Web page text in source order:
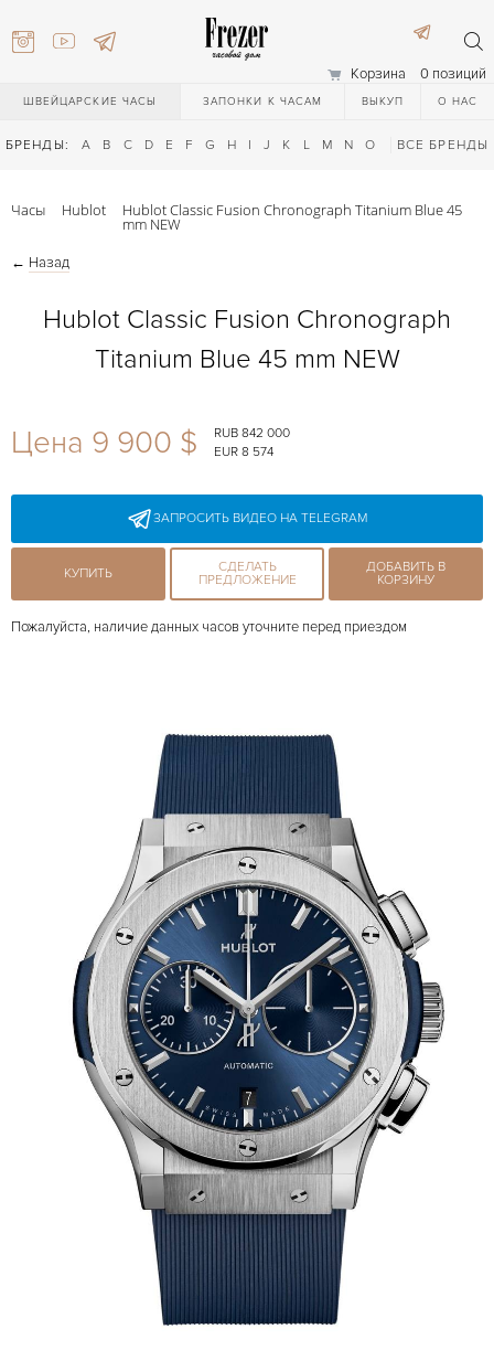
Корзина 0 позиций
ШВЕЙЦАРСКИЕ ЧАСЫ ЗАПОНКИ К ЧАСАМ ВЫКУП О НАС
БРЕНДЫ: A B C D E F G H I J K L M N O Q R S T
ВСЕ БРЕНДЫ
27-44
Часы Hublot Hublot Classic Fusion Chronograph Titanium Blue 45
mm NEW
← Назад
Hublot Classic Fusion Chronograph
Titanium Blue 45 mm NEW
Цена 9 900 $
RUB 842 000
EUR 8 574
ЗАПРОСИТЬ ВИДЕО НА TELEGRAM
КУПИТЬ
СДЕЛАТЬ
ПРЕДЛОЖЕНИЕ
ДОБАВИТЬ В
КОРЗИНУ
Пожалуйста, наличие данных часов уточните перед приездом